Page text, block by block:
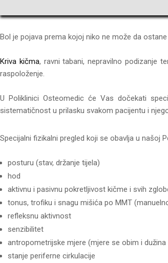
Bol je pojava prema kojoj niko ne može da
Kriva kičma, ravni tabani, nepravilno podizanje
raspoloženje.
U Poliklinici Osteomedic će Vas dočekati
sistematičnost u prilasku svakom pacijentu i
Specijalni fizikalni pregled koji se obavlja u našoj
posturu (stav, držanje tijela)
hod
aktivnu i pasivnu pokretljivost kičme i svih
tonus, trofiku i snagu mišića po MMT
refleksnu aktivnost
senzibilitet
antropometrijske mjere (mjere se obim i
stanje periferne cirkulacije